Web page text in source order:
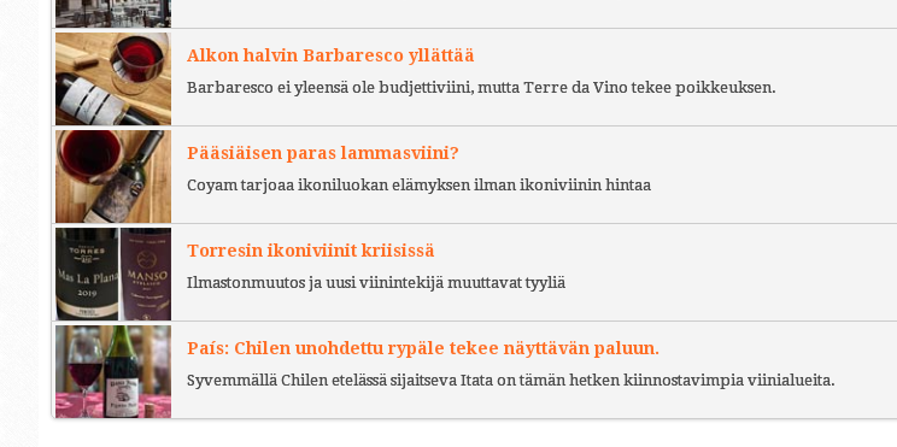
Alkon halvin Barbaresco yllättää
Barbaresco ei yleensä ole budjettiviini, mutta Terre da Vino tekee poikkeuksen.
Pääsiäisen paras lammasviini?
Coyam tarjoaa ikoniluokan elämyksen ilman ikoniviinin hintaa
Torresin ikoniviinit kriisissä
Ilmastonmuutos ja uusi viinintekijä muuttavat tyyliä
País: Chilen unohdettu rypäle tekee näyttävän paluun.
Syvemmällä Chilen etelässä sijaitseva Itata on tämän hetken kiinnostavimpia viinialueita.